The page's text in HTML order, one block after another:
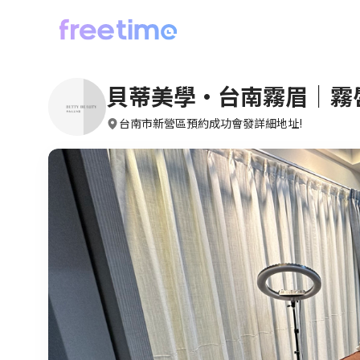
貝蒂美學·台南霧眉｜霧
台南市新營區預約成功會發詳細地址!